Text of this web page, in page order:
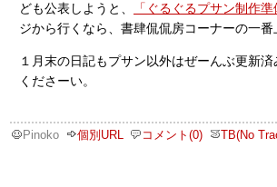
ども公表しようと、
「ぐるぐるプサン制作準
ジから行くなら、書肆侃侃房コーナーの一番
１月末の日記もプサン以外はぜーんぶ更新
くださーい。
Pinoko 個別URL コメント(0) TB(No